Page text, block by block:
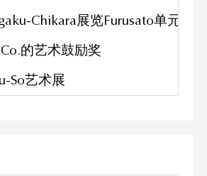
Chikara展览Furusato单元
的艺术鼓励奖
So艺术展